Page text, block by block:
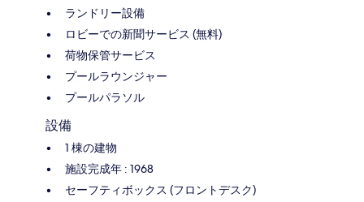
ランドリー設備
ロビーでの新聞サービス (無料)
荷物保管サービス
プールラウンジャー
プールパラソル
設備
1 棟の建物
施設完成年 : 1968
セーフティボックス (フロントデスク)